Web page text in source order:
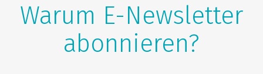
Warum E-Newsletter
abonnieren?